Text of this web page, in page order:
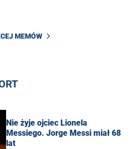
MEMÓW
Nie żyje ojciec Lionela
Messiego. Jorge Messi miał 68
lat